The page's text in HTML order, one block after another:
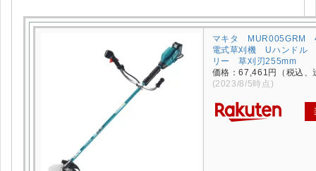
マキタ MUR005GRM
電式草刈機 Uハンドル
リー 草刈刃255mm
価格：67,461円（税込、
(2023/8/5時点)